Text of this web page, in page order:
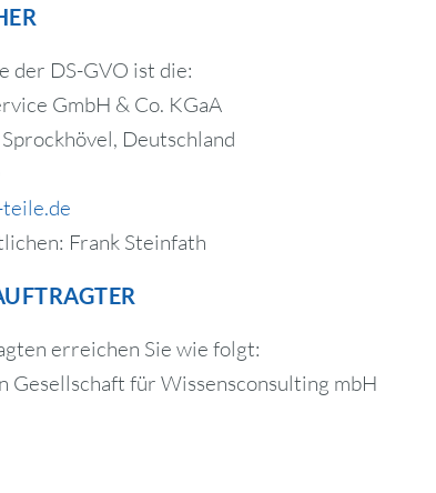
der DS-GVO ist die:
GmbH & Co. KGaA
Deutschland
Frank Steinfath
erreichen Sie wie folgt:
Gesellschaft für Wissensconsulting mbH